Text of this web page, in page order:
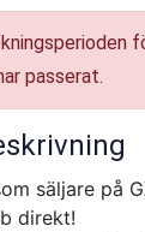
passerat.
säljare på
direkt!